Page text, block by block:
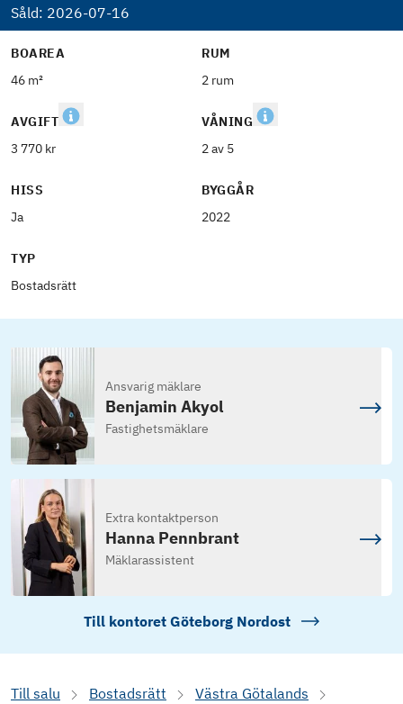
Såld: 2026-07-16
BOAREA
46 m²
RUM
2 rum
AVGIFT
3 770 kr
VÅNING
2 av 5
HISS
Ja
BYGGÅR
2022
TYP
Bostadsrätt
Ansvarig mäklare
Benjamin Akyol
Fastighetsmäklare
Extra kontaktperson
Hanna Pennbrant
Mäklarassistent
Till kontoret Göteborg Nordost
Till salu Bostadsrätt
Västra Götalands